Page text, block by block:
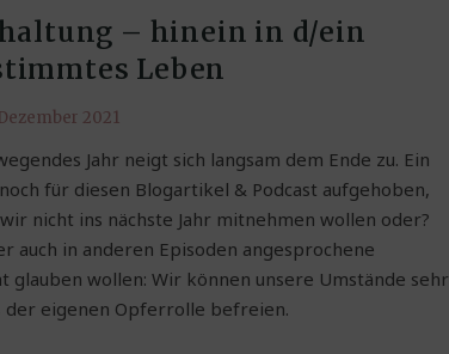
– hinein in d/ein
Leben
2021
Jahr neigt sich langsam dem Ende zu. Ein
für diesen Blogartikel & Podcast aufgehoben,
nicht ins nächste Jahr mitnehmen wollen oder?
auch in anderen Episoden angesprochene
wollen: Wir können unsere Umstände sehr
der eigenen Opferrolle befreien.